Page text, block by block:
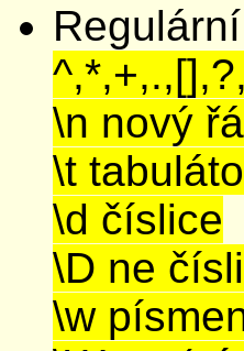
\n nový
\t
\d číslice
\D ne
\w